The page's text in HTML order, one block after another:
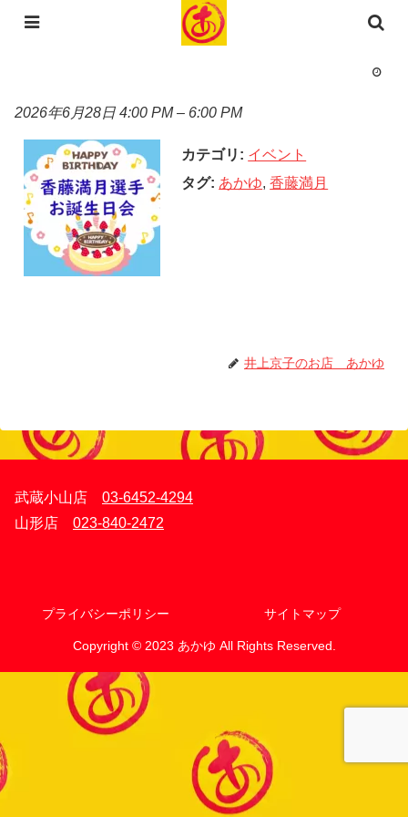
コンテンツへスキップ
2026年6月28日 4:00 PM– 6:00 PM
カテゴリ: イベント
タグ: あかゆ,香藤満月
井上京子のお店 あかゆ
武蔵小山店 03-6452-4294
山形店 023-840-2472
プライバシーポリシー サイトマップ
Copyright © 2023 あかゆ All Rights Reserved.